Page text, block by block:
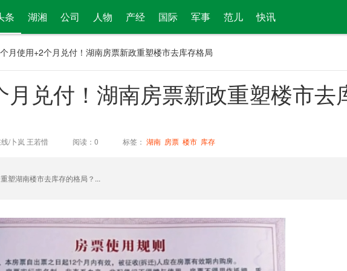
条 湖湘 公司 人物 产经 国际 军事 范儿 快讯
月使用+2个月兑付！湖南房票新政重塑楼市去库存格局
月兑付！湖南房票新政重塑楼市去
/卜岚 王若惜 阅读： 0 标签： 湖南 房票 楼市 库存
塑湖南楼市去库存的格局？...